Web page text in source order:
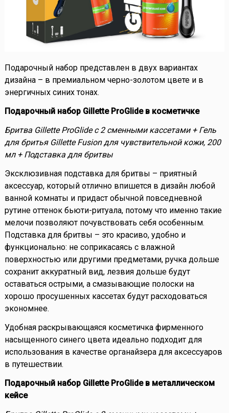
Подарочный набор представлен в двух вариантах
дизайна – в премиальном черно-золотом цвете и в
энергичных синих тонах.
Подарочный набор Gillette ProGlide в косметичке
Бритва Gillette ProGlide с 2 сменными кассетами + Гель
для бритья Gillette Fusion для чувствительной кожи, 200
мл + Подставка для бритвы
Эксклюзивная подставка для бритвы – приятный
аксессуар, который отлично впишется в дизайн любой
ванной комнаты и придаст обычной повседневной
рутине оттенок бьюти-ритуала, потому что именно такие
мелочи позволяют почувствовать себя особенным.
Подставка для бритвы – это красиво, удобно и
функционально: не соприкасаясь с влажной
поверхностью или другими предметами, ручка дольше
сохранит аккуратный вид, лезвия дольше будут
оставаться острыми, а смазывающие полоски на
хорошо просушенных кассетах будут расходоваться
экономнее.
Удобная раскрывающаяся косметичка фирменного
насыщенного синего цвета идеально подходит для
использования в качестве органайзера для аксессуаров
в путешествии.
Подарочный набор Gillette ProGlide в металлическом
кейсе